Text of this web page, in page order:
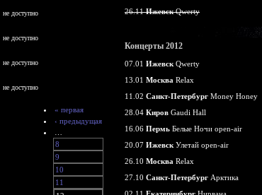
не доступно
не доступно
не доступно
не доступно
« первая
‹ предыдущая
8
9
10
11
26.11ИжевскQwerty
Концерты 2012
07.01 Ижевск Qwerty
13.01 Москва Relax
11.02 Санкт-Петербург Money Honey
28.04 Киров Gaudi Hall
16.06 Пермь Белые Ночи open-air
20.07 Ижевск Улетай open-air
26.10 Москва Relax
27.10 Санкт-Петербург Арктика